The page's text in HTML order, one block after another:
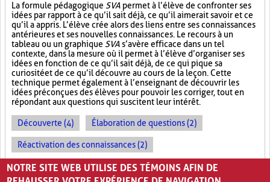
La formule pédagogique SVA permet à l’élève de confronter ses
idées par rapport à ce qu’il sait déjà, ce qu’il aimerait savoir et ce
qu’il a appris. L’élève crée alors des liens entre ses connaissances
antérieures et ses nouvelles connaissances. Le recours à un
tableau ou un graphique SVA s’avère efficace dans un tel
contexte, dans la mesure où il permet à l’élève d’organiser ses
idées en fonction de ce qu’il sait déjà, de ce qui pique sa
curiosité et de ce qu’il découvre au cours de la leçon. Cette
technique permet également à l’enseignant de découvrir les
idées préconçues des élèves pour pouvoir les corriger, tout en
répondant aux questions qui suscitent leur intérêt.
Découverte (4) Élaboration de questions (2)
Réactivation des connaissances (2)
Évolution des apprentissages (2)
NOTRE SITE WEB UTILISE DES TÉMOINS AFIN DE